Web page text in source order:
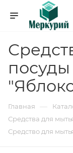
Главная —
Средства для
Средство для